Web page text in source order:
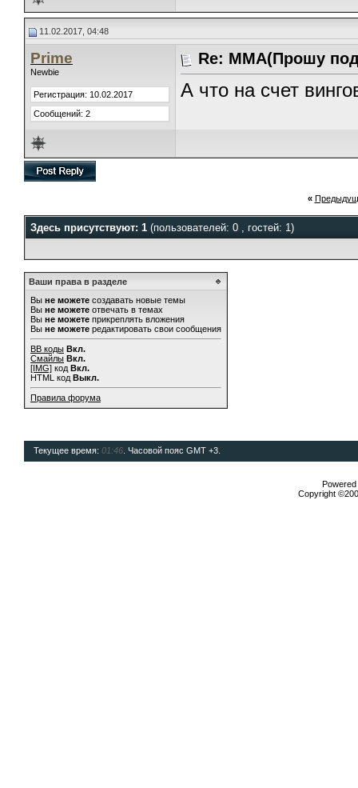
11.02.2017, 04:48
Prime
Newbie
Регистрация: 10.02.2017
Сообщений: 2
Re: ММА(Прошу
А что на счет
«
Здесь присутствуют: 1 (пользователей: 0 , гостей: 1)
Ваши права в разделе
Вы не можете создавать новые темы
Вы не можете отвечать в темах
Вы не можете прикреплять вложения
Вы не можете редактировать свои сообщения
BB коды Вкл.
Смайлы Вкл.
[IMG] код Вкл.
HTML код Выкл.
Правила форума
Текущее время: 01:46 . Часовой пояс GMT +3.
Copyright